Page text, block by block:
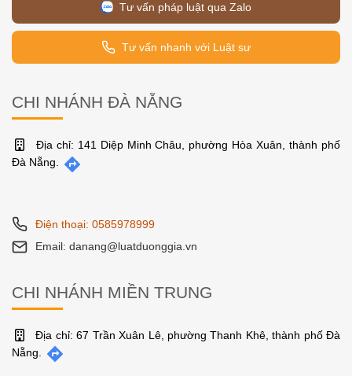
Tư vấn pháp luật qua Zalo
Tư vấn nhanh với Luật sư
CHI NHÁNH ĐÀ NẴNG
Địa chỉ: 141 Diệp Minh Châu, phường Hòa Xuân, thành phố
Đà Nẵng.
Điện thoại: 0585978999
Email: danang@luatduonggia.vn
CHI NHÁNH MIỀN TRUNG
Địa chỉ: 67 Trần Xuân Lê, phường Thanh Khê, thành phố Đà
Nẵng.